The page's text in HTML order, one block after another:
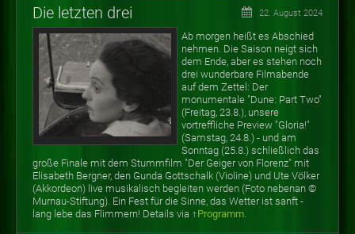
Die letzten drei 22. August 2024
Ab morgen heißt es Abschied
nehmen. Die Saison neigt sich
dem Ende, aber es stehen noch
drei wunderbare Filmabende
auf dem Zettel: Der
monumentale "Dune: Part Two"
(Freitag, 23.8.), unsere
vortreffliche Preview "Gloria!"
(Samstag, 24.8.) - und am
Sonntag (25.8.) schließlich das
große Finale mit dem Stummfilm "Der Geiger von Florenz" mit
Elisabeth Bergner, den Gunda Gottschalk (Violine) und Ute Völker
(Akkordeon) live musikalisch begleiten werden (Foto nebenan ©
Murnau-Stiftung). Ein Fest für die Sinne, das Wetter ist sanft -
lang lebe das Flimmern! Details via ↑ Programm.